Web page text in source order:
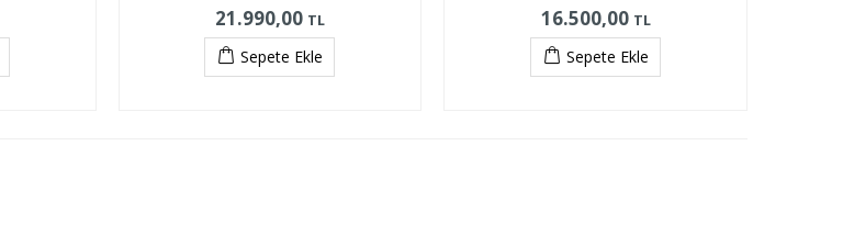
21.990,00 TL
Sepete Ekle
16.500,00 TL
Sepete Ekle